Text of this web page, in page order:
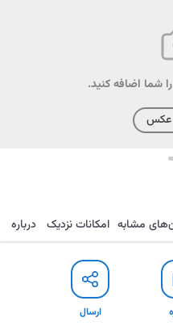
شما اضافه کنید.
عکس
ارسالمشابه امکانات نزدیک درباره
ارسال